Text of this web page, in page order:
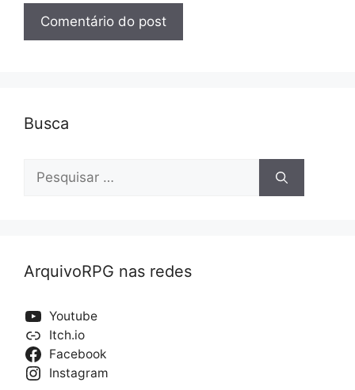
Busca
Pesquisar
ArquivoRPG nas redes
Youtube
Itch.io
Facebook
Instagram